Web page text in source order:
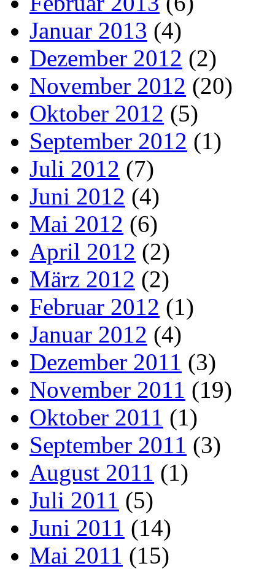
Januar 2013 (4)
Dezember 2012 (2)
November 2012 (20)
Oktober 2012 (5)
September 2012 (1)
Juli 2012 (7)
Juni 2012 (4)
Mai 2012 (6)
April 2012 (2)
März 2012 (2)
Februar 2012 (1)
Januar 2012 (4)
Dezember 2011 (3)
November 2011 (19)
Oktober 2011 (1)
September 2011 (3)
August 2011 (1)
Juli 2011 (5)
Juni 2011 (14)
Mai 2011 (15)